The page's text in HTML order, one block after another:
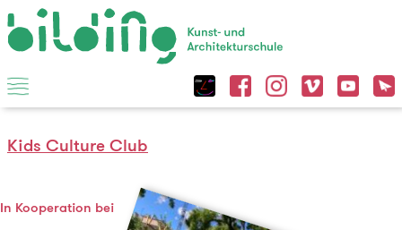
Kids Culture Club
In Kooperation bei